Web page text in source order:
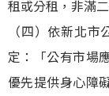
租或分租，非滿
（四）依新北
定：「公有市場
優先提供身心障